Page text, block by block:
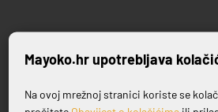
-20% -20%
Mayoko.hr upotrebljava
Na ovoj mrežnoj stranici koriste se